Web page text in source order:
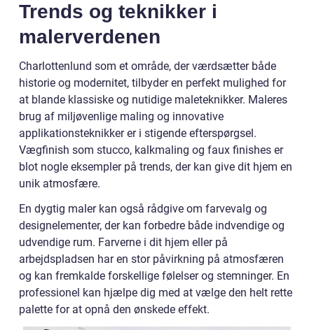
Trends og teknikker i
malerverdenen
Charlottenlund som et område, der værdsætter både
historie og modernitet, tilbyder en perfekt mulighed for
at blande klassiske og nutidige maleteknikker. Maleres
brug af miljøvenlige maling og innovative
applikationsteknikker er i stigende efterspørgsel.
Vægfinish som stucco, kalkmaling og faux finishes er
blot nogle eksempler på trends, der kan give dit hjem en
unik atmosfære.
En dygtig maler kan også rådgive om farvevalg og
designelementer, der kan forbedre både indvendige og
udvendige rum. Farverne i dit hjem eller på
arbejdspladsen har en stor påvirkning på atmosfæren
og kan fremkalde forskellige følelser og stemninger. En
professionel kan hjælpe dig med at vælge den helt rette
palette for at opnå den ønskede effekt.